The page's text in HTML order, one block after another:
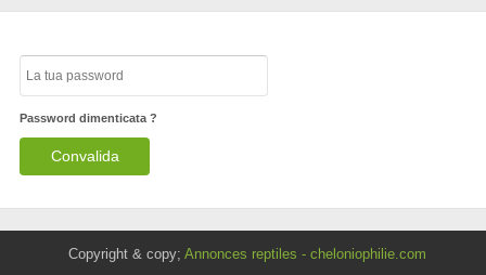
Password dimenticata ?
Copyright & copy;Annonces reptiles - cheloniophilie.com